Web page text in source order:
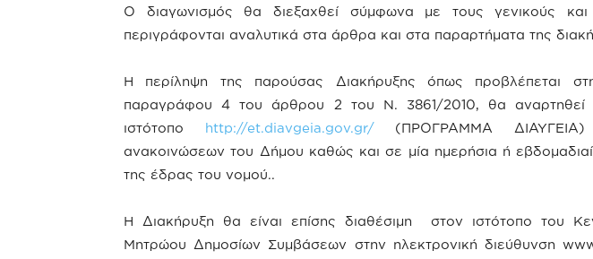
Ο διαγωνισμός θα διεξαχθεί σύμφωνα με τους γενικούς
περιγράφονται αναλυτικά στα άρθρα και στα παραρτήματα της
Η περίληψη της παρούσας Διακήρυξης όπως προβλέπεται
παραγράφου 4 του άρθρου 2 του Ν. 3861/2010, θα αναρτηθεί
ιστότοπο http://et.diavgeia.gov.gr/(ΠΡΟΓΡΑΜΜΑ ΔΙΑΥΓΕΙΑ)
ανακοινώσεων του Δήμου καθώς και σε μία ημερήσια ή
της έδρας του νομού..
Η Διακήρυξη θα είναι επίσης διαθέσιμη στον ιστότοπο του
Μητρώου Δημοσίων Συμβάσεων στην ηλεκτρονική διεύθυνση